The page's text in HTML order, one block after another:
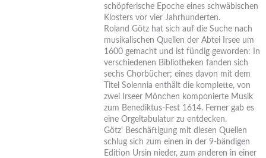
schöpferische Epoche eines schwäbischen
Klosters vor vier Jahrhunderten.
Roland Götz hat sich auf die Suche nach
musikalischen Quellen der Abtei Irsee um
1600 gemacht und ist fündig geworden: In
verschiedenen Bibliotheken fanden sich
sechs Chorbücher; eines davon mit dem
Titel Solennia enthält die komplette, von
zwei Irseer Mönchen komponierte Musik
zum Benediktus-Fest 1614. Ferner gab es
eine Orgeltabulatur zu entdecken.
Götz' Beschäftigung mit diesen Quellen
schlug sich zum einen in der 9-bändigen
Edition Ursin nieder, zum anderen in einer